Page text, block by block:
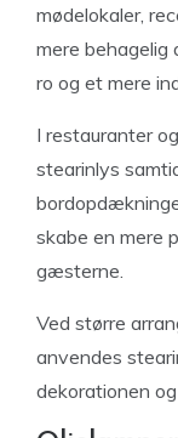
mødelokaler,
mere
ro og et mere
I restauranter
stearinlys
skabe en mere
gæsterne.
Ved større
anvendes
dekorationen